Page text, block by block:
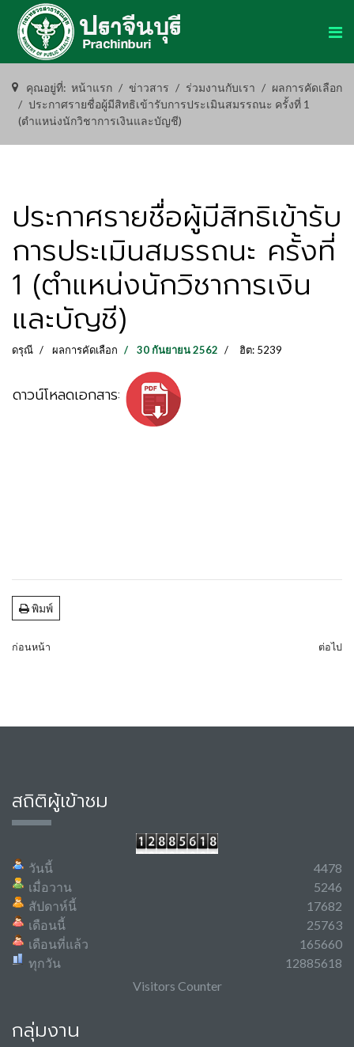
คุณอยู่ที่: หน้าแรก ข่าวสาร ร่วมงานกับเรา
ผลการคัดเลือก
ประกาศรายชื่อผู้มีสิทธิเข้ารับการประเมินสมรรถนะ ครั้งที่ 1
(ตำแหน่งนักวิชาการเงินและบัญชี)
ประกาศรายชื่อผู้มีสิทธิเข้ารับ
การประเมินสมรรถนะ ครั้งที่
1 (ตำแหน่งนักวิชาการเงิน
และบัญชี)
ดรุณี ผลการคัดเลือก 30 กันยายน 2562 ฮิต: 5239
ดาวน์โหลดเอกสาร:
พิมพ์
ก่อนหน้า ต่อไป
สถิติผู้เข้าชม
วันนี้
เมื่อวาน
สัปดาห์นี้
เดือนนี้
เดือนที่แล้ว
ทุกวัน
4478
5246
17682
25763
165660
12885618
Visitors Counter
กลุ่มงาน